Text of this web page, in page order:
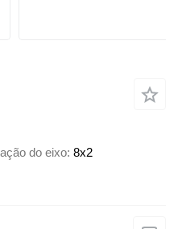
do eixo 8x2